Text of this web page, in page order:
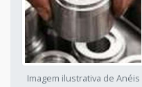
Imagem ilustrativa de Anéis